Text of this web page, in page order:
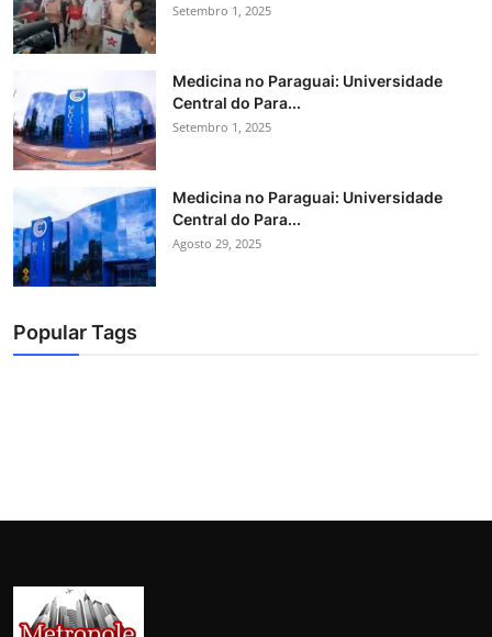
Setembro 1, 2025
Medicina no Paraguai: Universidade
Central do Para...
Setembro 1, 2025
Medicina no Paraguai: Universidade
Central do Para...
Agosto 29, 2025
Popular Tags